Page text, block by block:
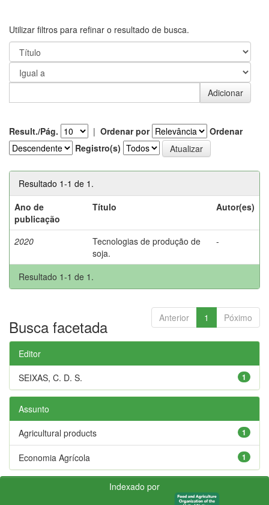
Utilizar filtros para refinar o resultado de busca.
Result./Pág. | Ordenar por
Ordenar
Registro(s)
Resultado 1-1 de 1.
Ano de
publicação
Título Autor(es)
2020
Tecnologias de produção de
soja.
-
Resultado 1-1 de 1.
Anterior 1 Póximo
Busca facetada
Editor
1
SEIXAS, C. D. S.
Assunto
1
Agricultural products
1
Economia Agrícola
Indexado por